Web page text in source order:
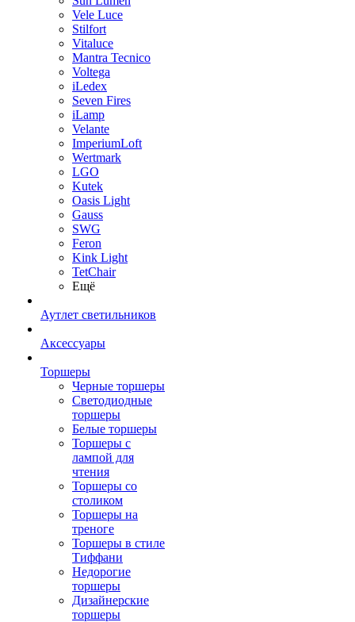
Vele Luce
Stilfort
Vitaluce
Mantra Tecnico
Voltega
iLedex
Seven Fires
iLamp
Velante
ImperiumLoft
Wertmark
LGO
Kutek
Oasis Light
Gauss
SWG
Feron
Kink Light
TetСhair
Ещё
Аутлет светильников
Аксессуары
Торшеры
Черные торшеры
Светодиодные
торшеры
Белые торшеры
Торшеры с
лампой для
чтения
Торшеры со
столиком
Торшеры на
треноге
Торшеры в стиле
Тиффани
Недорогие
торшеры
Дизайнерские
торшеры